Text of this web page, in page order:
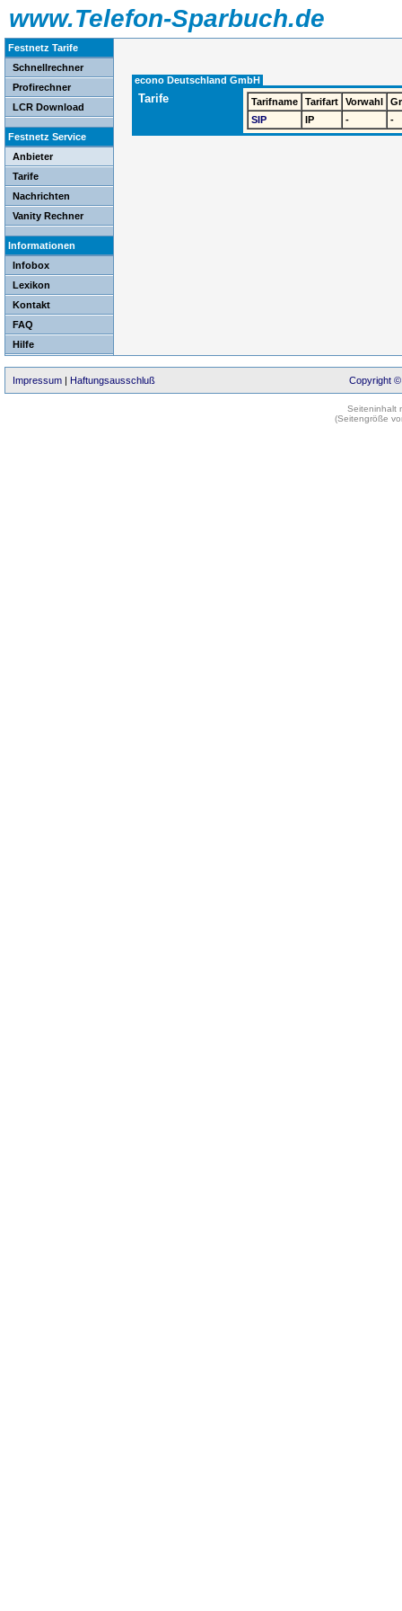
www.Telefon-Sparbuch.de
Festnetz Tarife
Schnellrechner
Profirechner
LCR Download
Festnetz Service
Anbieter
Tarife
Nachrichten
Vanity Rechner
Informationen
Infobox
Lexikon
Kontakt
FAQ
Hilfe
econo Deutschland GmbH
Tarife Tarifname Tarifart Vorwahl
SIP
IP - -
Impressum | Haftungsausschluß Copyright ©
Seiteninhalt
(Seitengröße